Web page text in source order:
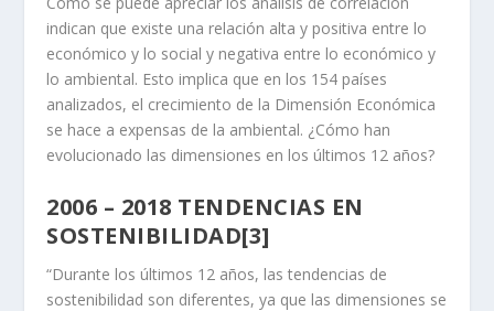
indican que existe una relación alta y positiva entre lo
económico y lo social y negativa entre lo económico y
lo ambiental. Esto implica que en los 154 países
analizados, el crecimiento de la Dimensión Económica
se hace a expensas de la ambiental. ¿Cómo han
evolucionado las dimensiones en los últimos 12 años?
2006 – 2018 TENDENCIAS EN
SOSTENIBILIDAD[3]
“Durante los últimos 12 años, las tendencias de
sostenibilidad son diferentes, ya que las dimensiones se